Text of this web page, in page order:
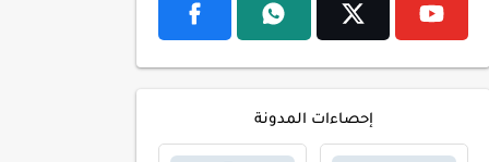
إحصاءات المدونة